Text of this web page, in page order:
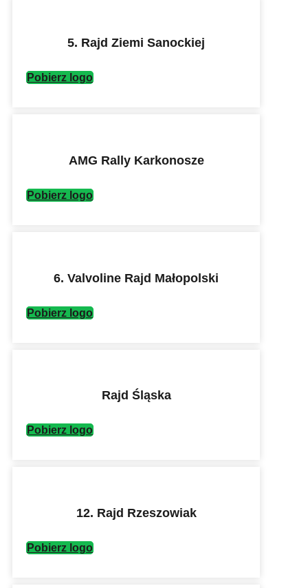
5. Rajd Ziemi Sanockiej
Pobierz logo
AMG Rally Karkonosze
Pobierz logo
6. Valvoline Rajd Małopolski
Pobierz logo
Rajd Śląska
Pobierz logo
12. Rajd Rzeszowiak
Pobierz logo